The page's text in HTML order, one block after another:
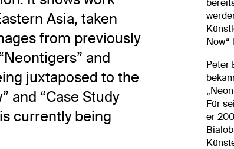
Asia, taken
from previously
and
juxtaposed to the
and “Case Study
currently being
Now“
Peter
Für
er